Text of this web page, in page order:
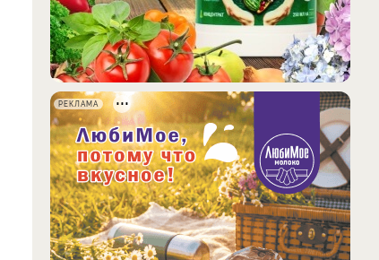
РЕКЛАМА